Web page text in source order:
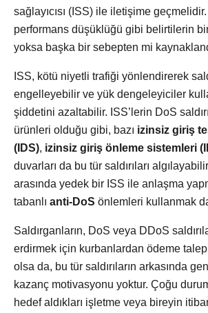
sağlayıcısı (ISS) ile iletişime
performans düşüklüğü gibi belirtilerin bir
yoksa başka bir sebepten mi
ISS, kötü niyetli trafiği yönlendirerek
engelleyebilir ve yük dengeleyiciler
şiddetini azaltabilir. ISS’lerin DoS
ürünleri olduğu gibi, bazı izinsiz giriş
(IDS), izinsiz giriş önleme sistemleri
duvarları da bu tür saldırıları
arasında yedek bir ISS ile anlaşma
tabanlı anti-DoS önlemleri kullanmak
Saldırganların, DoS veya DDoS
erdirmek için kurbanlardan ödeme
olsa da, bu tür saldırıların arkasında
kazanç motivasyonu yoktur. Çoğu
hedef aldıkları işletme veya bireyin